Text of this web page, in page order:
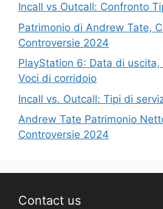
Incall vs Outcall: Confronto
Patrimonio di Andrew Tate,
Controversie 2024
PlayStation 6: Data di uscita,
Voci di corridoio
Incall vs. Outcall: Tipi di
Andrew Tate Patrimonio
Controversie 2024
Contact us